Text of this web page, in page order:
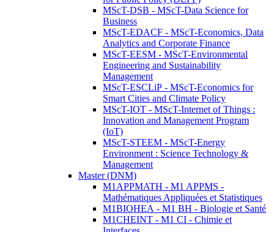
MScT-DSB - MScT-Data Science for
Business
MScT-EDACF - MScT-Economics, Data
Analytics and Corporate Finance
MScT-EESM - MScT-Environmental
Engineering and Sustainability
Management
MScT-ESCLiP - MScT-Economics for
Smart Cities and Climate Policy
MScT-IOT - MScT-Internet of Things :
Innovation and Management Program
(IoT)
MScT-STEEM - MScT-Energy
Environment : Science Technology &
Management
Master (DNM)
M1APPMATH - M1 APPMS -
Mathématiques Appliquées et Statistiques
M1BIOHEA - M1 BH - Biologie et Santé
M1CHEINT - M1 CI - Chimie et